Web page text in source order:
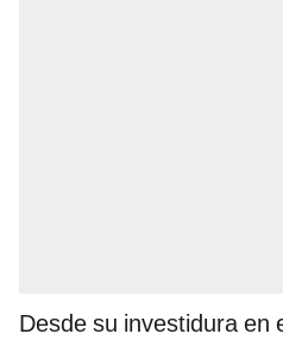
Desde su investidura en